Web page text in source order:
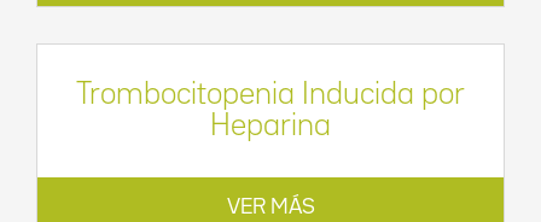
Trombocitopenia Inducida por
Heparina
VER MÁS